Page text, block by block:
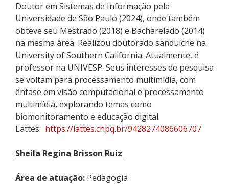
Doutor em Sistemas de Informação pela
Universidade de São Paulo (2024), onde também
obteve seu Mestrado (2018) e Bacharelado (2014)
na mesma área. Realizou doutorado sanduíche na
UniversityofSouthern California. Atualmente, é
professor na UNIVESP. Seus interesses de pesquisa
se voltam para processamento multimídia, com
ênfase em visão computacional e processamento
multimídia, explorando temas como
biomonitoramento e educação digital.
Lattes: https://lattes.cnpq.br/9428274086606707
Sheila Regina Brisson Ruiz
Área de atuação: Pedagogia